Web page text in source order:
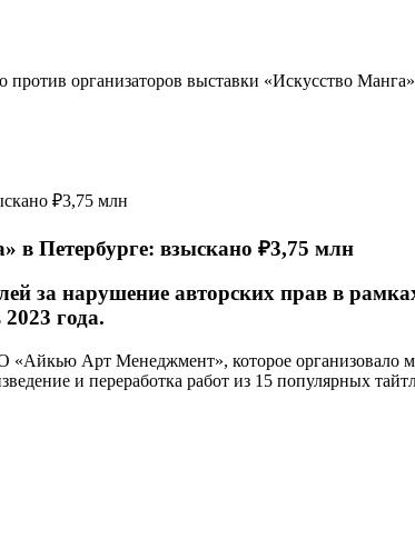
против организаторов выставки «Искусство
в Петербурге: взыскано ₽3,75 млн
за нарушение авторских прав в
года.
Арт Менеджмент», которое организовало
и переработка работ из 15 популярных